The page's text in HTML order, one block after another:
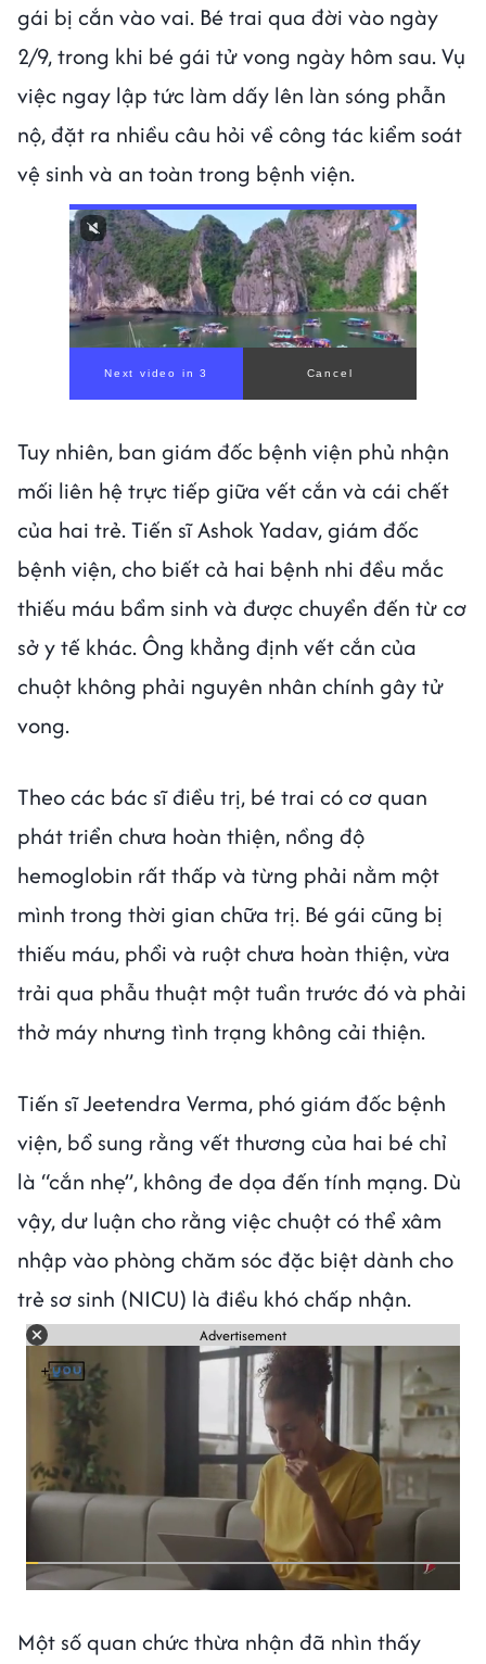
gái bị cắn vào vai. Bé trai qua đời vào ngày
2/9, trong khi bé gái tử vong ngày hôm sau. Vụ
việc ngay lập tức làm dấy lên làn sóng phẫn
nộ, đặt ra nhiều câu hỏi về công tác kiểm soát
vệ sinh và an toàn trong bệnh viện.
Tuy nhiên, ban giám đốc bệnh viện phủ nhận
mối liên hệ trực tiếp giữa vết cắn và cái chết
của hai trẻ. Tiến sĩ Ashok Yadav, giám đốc
bệnh viện, cho biết cả hai bệnh nhi đều mắc
thiếu máu bẩm sinh và được chuyển đến từ cơ
sở y tế khác. Ông khẳng định vết cắn của
chuột không phải nguyên nhân chính gây tử
vong.
Theo các bác sĩ điều trị, bé trai có cơ quan
phát triển chưa hoàn thiện, nồng độ
hemoglobin rất thấp và từng phải nằm một
mình trong thời gian chữa trị. Bé gái cũng bị
thiếu máu, phổi và ruột chưa hoàn thiện, vừa
trải qua phẫu thuật một tuần trước đó và phải
thở máy nhưng tình trạng không cải thiện.
Tiến sĩ Jeetendra Verma, phó giám đốc bệnh
viện, bổ sung rằng vết thương của hai bé chỉ
là “cắn nhẹ”, không đe dọa đến tính mạng. Dù
vậy, dư luận cho rằng việc chuột có thể xâm
nhập vào phòng chăm sóc đặc biệt dành cho
trẻ sơ sinh (NICU) là điều khó chấp nhận.
Advertisement
Một số quan chức thừa nhận đã nhìn thấy